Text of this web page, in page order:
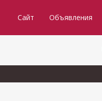
Сайт Объявления